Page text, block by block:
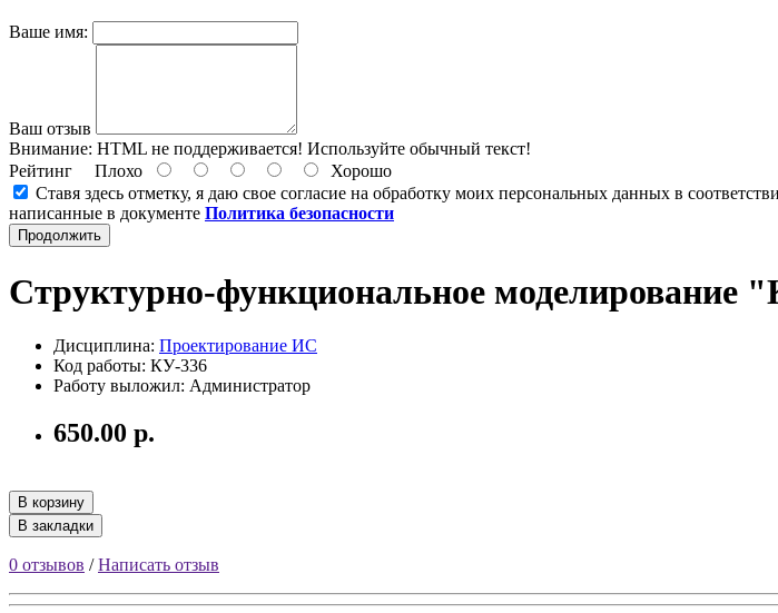
Ваше имя:
Ваш отзыв
Внимание: HTML не поддерживается! Используйте обычный текст!
Рейтинг Плохо
Хорошо
Ставя здесь отметку, я даю свое согласие на обработку моих персональных данных в
написанные в документе Политика безопасности
Продолжить
Структурно-функциональное
Дисциплина: Проектирование ИС
Код работы: КУ-336
Работу выложил: Администратор
650.00 р.
В корзину
В закладки
0 отзывов /Написать отзыв